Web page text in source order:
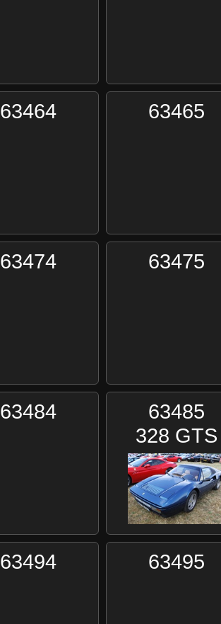
63464 63465
63474 63475
63484
63485
328 GTS
63494 63495